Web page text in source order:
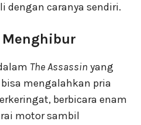
dengan caranya sendiri.
The Assassin yang
mengalahkan pria
berbicara enam
motor sambil